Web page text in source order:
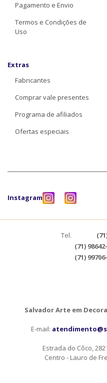
Pagamento e Envio
Termos e Condições de
Uso
Extras
Fabricantes
Comprar vale presentes
Programa de afiliados
Ofertas especiais
Instagram
Tel.
(71)
(71)
Salvador Arte em
E-mail:
Estrada do Côco,
Centro - Lauro de